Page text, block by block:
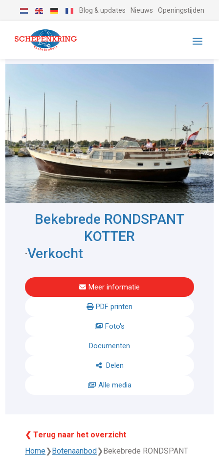
Blog & updates Nieuws Openingstijden
Bekebrede RONDSPANT
KOTTER
-Verkocht
Meer informatie
PDF printen
Foto's
Documenten
Delen
Alle media
❮ Terug naar het overzicht
Home❯Botenaanbod❯Bekebrede RONDSPANT